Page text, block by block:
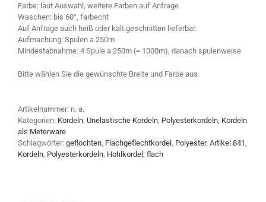
Farbe: laut Auswahl, weitere Farben auf Anfrage
Waschen: bis 60°, farbecht
Auf Anfrage auch heiß oder kalt geschnitten lieferbar.
Aufmachung: Spulen a 250m
Mindestabnahme: 4 Spule a 250m (= 1000m), danach spulenweise
Bitte wählen Sie die gewünschte Breite und Farbe aus.
Artikelnummer: n. a.
Kategorien: Kordeln, Unelastische Kordeln, Polyesterkordeln, Kordeln
als Meterware
Schlagwörter: geflochten, Flachgeflechtkordel , Polyester, Artikel 841,
Kordeln, Polyesterkordeln, Hohlkordel , flach